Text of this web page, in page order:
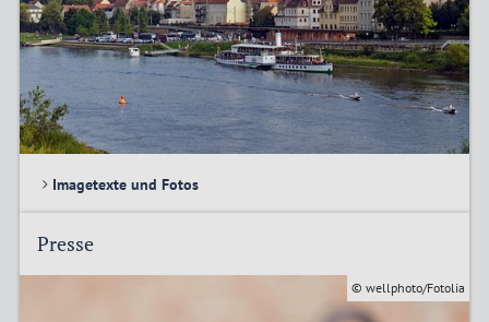
Imagetexte und Fotos
Presse
© wellphoto/Fotolia